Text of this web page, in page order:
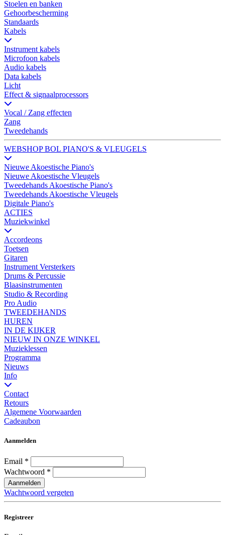
Stoelen en banken
Gehoorbescherming
Standaards
Kabels
Instrument kabels
Microfoon kabels
Audio kabels
Data kabels
Licht
Effect & signaalprocessors
Vocal / Zang effecten
Zang
Tweedehands
WEBSHOP BOL PIANO'S & VLEUGELS
Nieuwe Akoestische Piano's
Nieuwe Akoestische Vleugels
Tweedehands Akoestische Piano's
Tweedehands Akoestische Vleugels
Digitale Piano's
ACTIES
Muziekwinkel
Accordeons
Toetsen
Gitaren
Instrument Versterkers
Drums & Percussie
Blaasinstrumenten
Studio & Recording
Pro Audio
TWEEDEHANDS
HUREN
IN DE KIJKER
NIEUW IN ONZE WINKEL
Muzieklessen
Programma
Nieuws
Info
Contact
Retours
Algemene Voorwaarden
Cadeaubon
Aanmelden
Email *
Wachtwoord *
Aanmelden
Wachtwoord vergeten
Registreer